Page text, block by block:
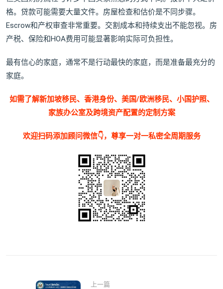
格。贷款可能需要大量文件。房屋检查和估价是不同步骤。
Escrow和产权审查非常重要。交割成本和持续支出不能忽视。房
产税、保险和HOA费用可能显著影响实际可负担性。
最有信心的家庭，通常不是行动最快的家庭，而是准备最充分的
家庭。
如需了解新加坡移民、香港身份、美国/欧洲移民、小国护照、
家族办公室及跨境资产配置的定制方案
欢迎扫码添加顾问微信👇，尊享一对一私密全周期服务
上一篇